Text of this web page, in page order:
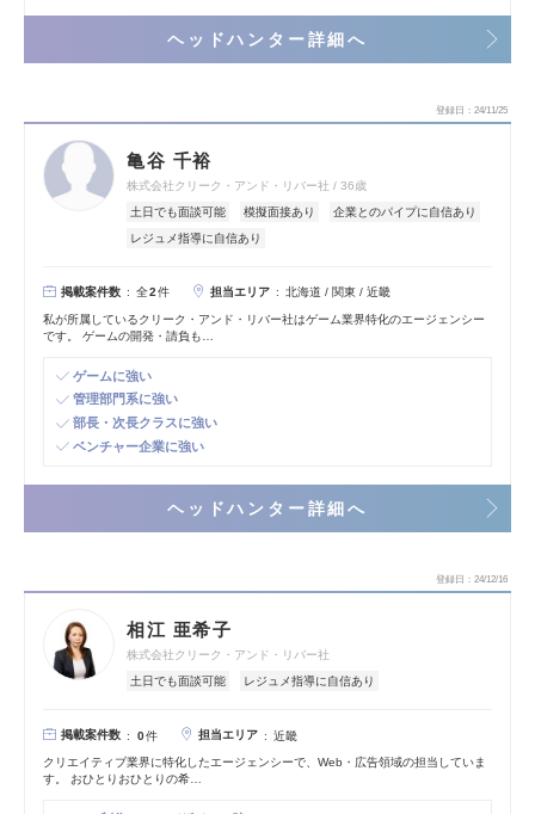
ヘッドハンター詳細へ
登録日 24/11/25
亀谷 千裕
株式会社クリーク・アンド・リバー社
36歳
土日でも面談可能
模擬面接あり
企業とのパイプに自信あり
レジュメ指導に自信あり
掲載案件数 全2件 担当エリア 北海道 / 関東 / 近畿
私が所属しているクリーク・アンド・リバー社はゲーム業界特化のエージェンシー
です。 ゲームの開発・請負も…
ゲームに強い
管理部門系に強い
部長・次長クラスに強い
ベンチャー企業に強い
ヘッドハンター詳細へ
登録日 24/12/16
相江 亜希子
株式会社クリーク・アンド・リバー社
土日でも面談可能
レジュメ指導に自信あり
掲載案件数 0件 担当エリア 近畿
クリエイティブ業界に特化したエージェンシーで、Web・広告領域の担当していま
す。 おひとりおひとりの希…